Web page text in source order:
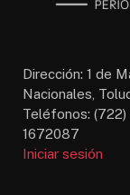
Dirección: 1 de
Nacionales,
Teléfonos:
1672087
Iniciar sesión